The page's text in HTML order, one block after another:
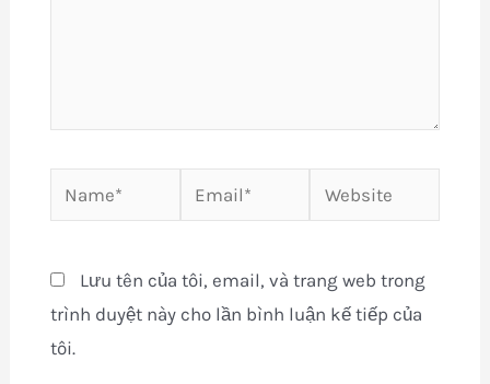
Name* Email* Website
Lưu tên của tôi, email, và trang web trong
trình duyệt này cho lần bình luận kế tiếp của
tôi.